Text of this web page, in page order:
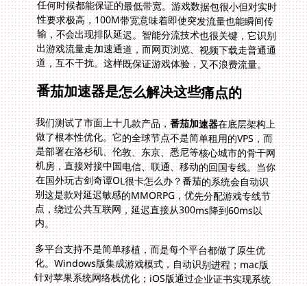
道，互不干扰。这样既保证游戏体验，又不浪费流量。
番茄加速器是怎么解决这些痛点的
我们测试了市面上十几款产品，番茄加速器在底层架构上
做了根本性优化。它的全球节点不是简单租用的VPS，而
是部署在洛杉矶、伦敦、东京、悉尼等核心城市的骨干网
机房，直接对接中国电信、联通、移动的回国专线。当你
在国外玩古剑奇谭OL很卡怎么办？番茄的系统会自动识
别这是款对延迟敏感的MMORPG，优先分配游戏专线节
点，绕过公共互联网，延迟直接从300ms降到60ms以
内。
多平台支持不是简单移植，而是每个平台都做了原生优
化。Windows版集成游戏模式，自动识别进程；mac版
针对苹果系统网络栈优化；iOS版通过企业证书实现系统
级加速，不需要繁琐的VPN配置；Android版支持游戏插
件直接调用。关键是这些设备可以同时在线，一个账号登
录手机、电脑、平板，数据同步，设置共享。你在图书馆
用笔记本玩一梦江湖，回宿舍路上切换到手机继续日常任